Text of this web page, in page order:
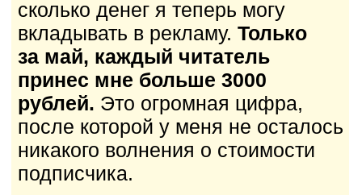
— Вы начинаете стремительно
обгонять конкурентов, которые
продолжают ходить по кругу
в петле смерти.
— С сильной командой у вас
появляется больше времени,
чтобы придумывать идеи,как еще
можно вырасти.